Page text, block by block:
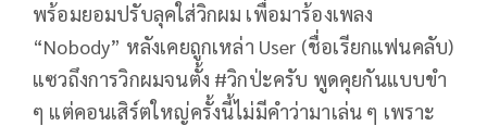
พร้อมยอมปรับลุคใส่วิกผม เพื่อมาร้องเพลง
“Nobody” หลังเคยถูกเหล่า User (ชื่อเรียกแฟนคลับ)
แซวถึงการวิกผมจนตั้ง #วิกป่ะครับ พูดคุยกันแบบขำ
ๆ แต่คอนเสิร์ตใหญ่ครั้งนี้ไม่มีคำว่ามาเล่น ๆ เพราะ